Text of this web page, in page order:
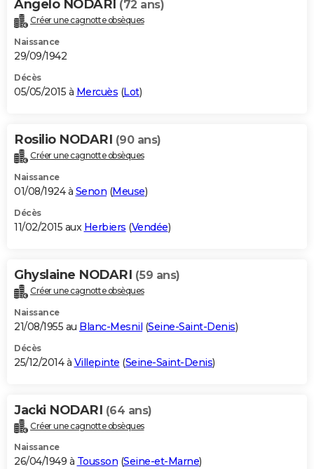
Angelo NODARI (72 ans)
Créer une cagnotte obsèques
Naissance
29/09/1942
Décès
05/05/2015 à Mercuès (Lot)
Rosilio NODARI (90 ans)
Créer une cagnotte obsèques
Naissance
01/08/1924 à Senon (Meuse)
Décès
11/02/2015 aux Herbiers (Vendée)
Ghyslaine NODARI (59 ans)
Créer une cagnotte obsèques
Naissance
21/08/1955 au Blanc-Mesnil (Seine-Saint-Denis)
Décès
25/12/2014 à Villepinte (Seine-Saint-Denis)
Jacki NODARI (64 ans)
Créer une cagnotte obsèques
Naissance
26/04/1949 à Tousson (Seine-et-Marne)